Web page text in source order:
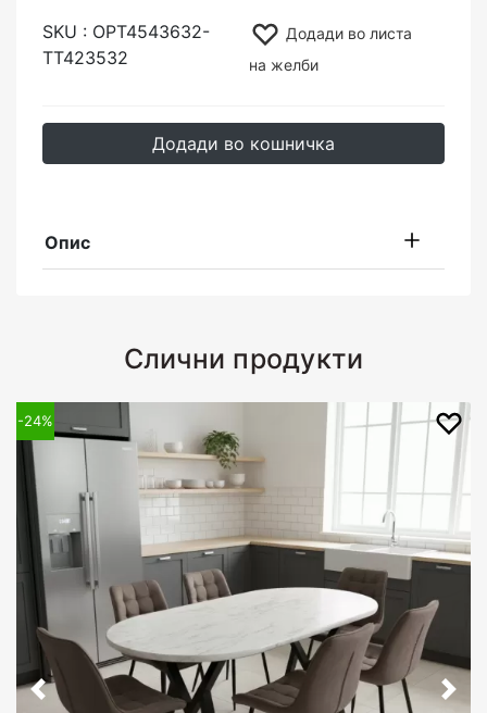
SKU : ОРТ4543632-
ТТ423532
Додади во листа
на желби
Додади во кошничка
Опис
Слични продукти
-24%